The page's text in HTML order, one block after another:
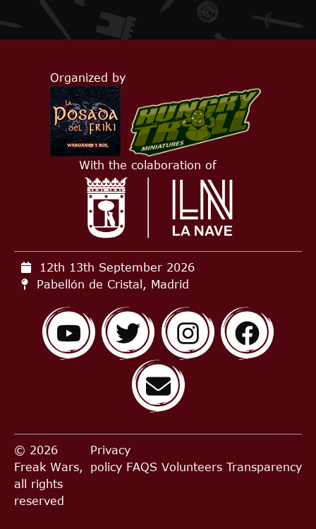
Organized by
With the colaboration of
12th 13th September 2026
Pabellón de Cristal, Madrid
© 2026
Freak Wars,
all rights
reserved
Privacy
policy FAQS Volunteers Transparency